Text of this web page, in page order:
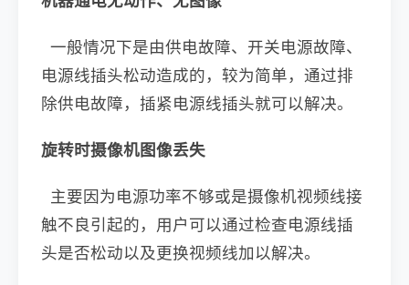
一般情况下是由供电故障、开关电源故障、
电源线插头松动造成的，较为简单，通过排
除供电故障，插紧电源线插头就可以解决。
旋转时摄像机图像丢失
主要因为电源功率不够或是摄像机视频线接
触不良引起的，用户可以通过检查电源线插
头是否松动以及更换视频线加以解决。